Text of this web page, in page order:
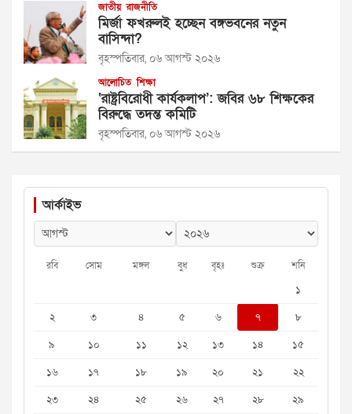
জাতীয় রাজনীতি
মির্জা ফখরুলই হচ্ছেন বঙ্গভবনের নতুন
বাসিন্দা?
বৃহস্পতিবার, ০৬ আগস্ট ২০২৬
আলোচিত শিক্ষা
‘রাষ্ট্রবিরোধী কার্যকলাপ’: জবির ৬৮ শিক্ষকের
বিরুদ্ধে তদন্ত কমিটি
বৃহস্পতিবার, ০৬ আগস্ট ২০২৬
আর্কাইভ
রবি সোম মঙ্গল বুধ বৃহঃ শুক্র শনি
১
২
৩ ৪ ৫ ৬ ৭
৮
৯
১০ ১১ ১২ ১৩ ১৪
১৫
১৬
১৭ ১৮ ১৯ ২০ ২১
২২
২৩
২৪ ২৫ ২৬ ২৭ ২৮ ২৯